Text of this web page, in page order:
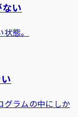
い
態。
グラムの中にしか